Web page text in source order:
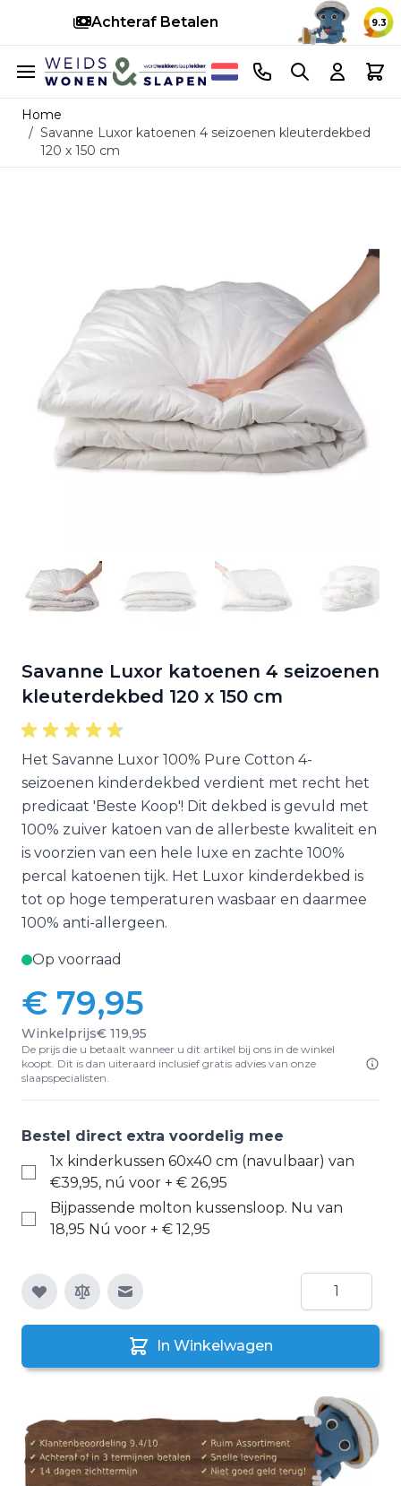
Snelle levering 14
9.3
Ga naar de inhoud
Telefoonnummer
Search Cart
Home
/ Savanne Luxor katoenen 4 seizoenen kleuterdekbed
120 x 150 cm
Savanne Luxor katoenen 4 seizoenen
kleuterdekbed 120 x 150 cm
Het Savanne Luxor 100% Pure Cotton 4-
seizoenen kinderdekbed verdient met recht het
predicaat 'Beste Koop'! Dit dekbed is gevuld met
100% zuiver katoen van de allerbeste kwaliteit en
is voorzien van een hele luxe en zachte 100%
percal katoenen tijk. Het Luxor kinderdekbed is
tot op hoge temperaturen wasbaar en daarmee
100% anti-allergeen.
Op voorraad
€ 79,95
Winkelprijs€ 119,95
De prijs die u betaalt wanneer u dit artikel bij ons in de winkel
koopt. Dit is dan uiteraard inclusief gratis advies van onze
slaapspecialisten.
Bestel direct extra voordelig mee
1x kinderkussen 60x40 cm (navulbaar) van
€39,95, nú voor + € 26,95
Bijpassende molton kussensloop. Nu van
18,95 Nú voor + € 12,95
E-mail naar een vriend
Aantal
In Winkelwagen